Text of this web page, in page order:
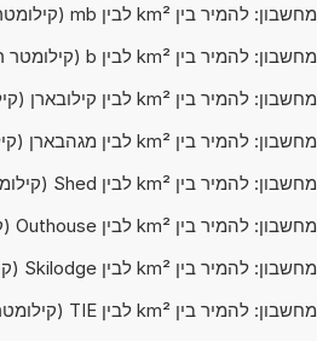
מחשבון: להמיר בין km² לבין mb (קילומטר רבוע לבין מיליבארן)
מחשבון: להמיר בין km² לבין b (קילומטר רבוע לבין בארן)
מחשבון: להמיר בין km² לבין קילובארן (קילומטר רבוע לבין קילובארן)
מחשבון: להמיר בין km² לבין מגהבארן (קילומטר רבוע לבין מגהבארן)
מחשבון: להמיר בין km² לבין Shed (קילומטר רבוע לבין Shed)
מחשבון: להמיר בין km² לבין Outhouse (קילומטר רבוע לבין Outhouse)
מחשבון: להמיר בין km² לבין Skilodge (קילומטר רבוע לבין Skilodge)
מחשבון: להמיר בין km² לבין TIE (קילומטר רבוע לבין המקבילה לשני אינץ')